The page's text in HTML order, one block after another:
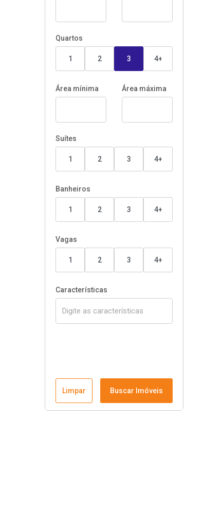
Quartos
1 2 3 4+
Área mínima Área máxima
Suítes
1 2 3 4+
Banheiros
1 2 3 4+
Vagas
1 2 3 4+
Características
Limpar Buscar Imóveis